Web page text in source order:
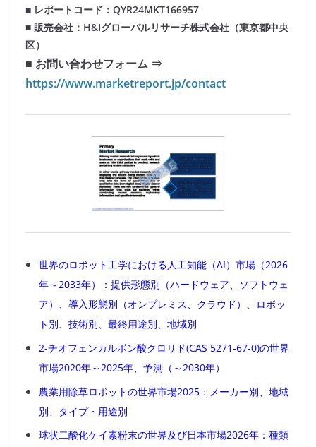
■ レポートコード：QYR24MKT166957
■ 販売会社：H&Iグローバルリサーチ株式会社（東京都中央
区）
■ お問い合わせフォーム ⇒
https://www.marketreport.jp/contact
世界のロボット工学における人工知能（AI）市場（2026
年～2033年）：提供形態別（ハードウェア、ソフトウェ
ア）、導入形態別（オンプレミス、クラウド）、ロボッ
ト別、技術別、最終用途別、地域別
2-チオフェンカルボン酸クロリド(CAS 5271-67-0)の世界
市場2020年～2025年、予測（～2030年）
農業用除草ロボットの世界市場2025：メーカー別、地域
別、タイプ・用途別
球状二酸化ケイ素粉末の世界及び日本市場2026年：種類